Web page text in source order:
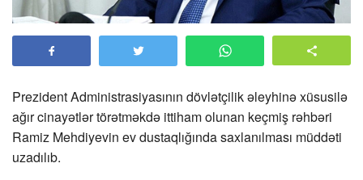
Prezident Administrasiyasının dövlətçilik əleyhinə xüsusilə
ağır cinayətlər törətməkdə ittiham olunan keçmiş rəhbəri
Ramiz Mehdiyevin ev dustaqlığında saxlanılması müddəti
uzadılıb.